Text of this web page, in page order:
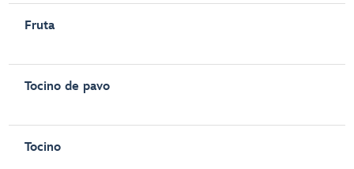
Fruta
Tocino de pavo
Tocino